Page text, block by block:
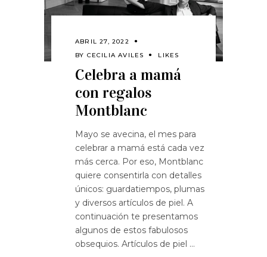
ABRIL 27, 2022
BY CECILIA AVILES LIKES
Celebra a mamá
con regalos
Montblanc
Mayo se avecina, el mes para
celebrar a mamá está cada vez
más cerca. Por eso, Montblanc
quiere consentirla con detalles
únicos: guardatiempos, plumas
y diversos artículos de piel. A
continuación te presentamos
algunos de estos fabulosos
obsequios. Artículos de piel